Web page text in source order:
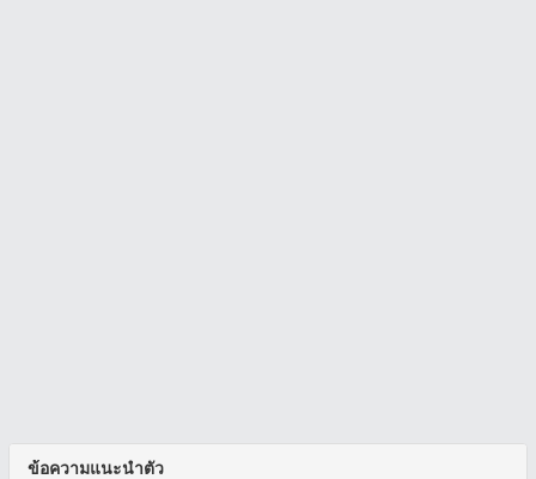
ข้อความแนะนำตัว